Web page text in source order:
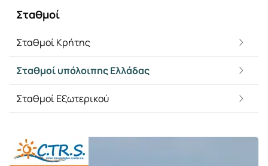
Σταθμοί
Σταθμοί Κρήτης
Σταθμοί υπόλοιπης Ελλάδας
Σταθμοί Εξωτερικού